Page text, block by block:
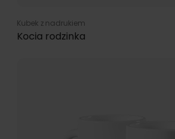
Kubek z nadrukiem
Kocia rodzinka